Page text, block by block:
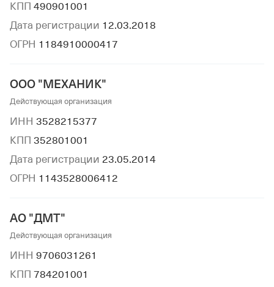
КПП 490901001
Дата регистрации 12.03.2018
ОГРН 1184910000417
ООО "МЕХАНИК"
Действующая организация
ИНН 3528215377
КПП 352801001
Дата регистрации 23.05.2014
ОГРН 1143528006412
АО "ДМТ"
Действующая организация
ИНН 9706031261
КПП 784201001